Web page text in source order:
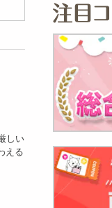
しい
える